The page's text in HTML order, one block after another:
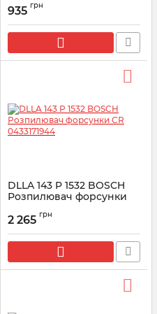
Артикул:
935 грн
DLLA 143 P 1532 BOSCH
Розпилювач форсунки
Артикул:
2 265 грн